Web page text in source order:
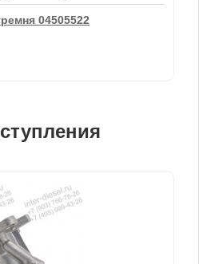
корзину
04505522
4750 руб.
04505522